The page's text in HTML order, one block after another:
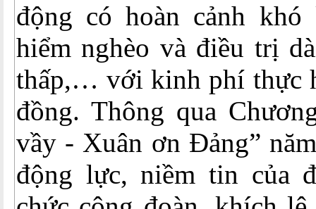
động có hoàn cảnh khó
hiểm nghèo và điều trị
thấp,… với kinh phí thực
đồng. Thông qua
vầy - Xuân ơn Đảng”
động lực, niềm tin của